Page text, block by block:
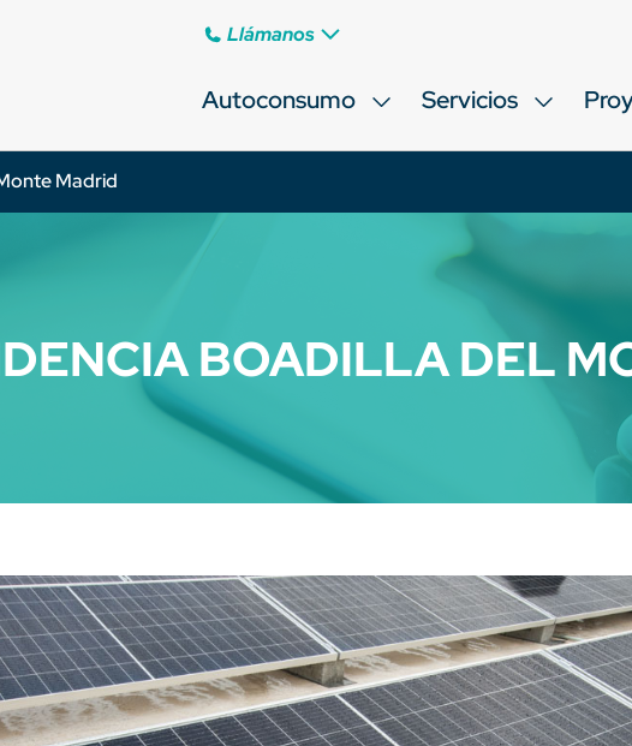
Llámanos
Autoconsumo Servicios
Madrid
BOADILLA DEL